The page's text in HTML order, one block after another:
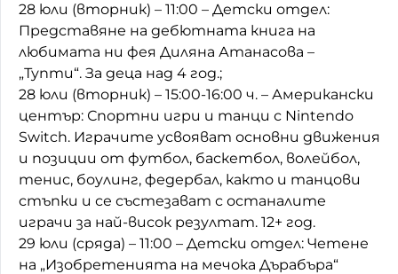
28 юли (вторник) – 11:00 – Детски отдел:
Представяне на дебютната книга на
любимата ни фея Диляна Атанасова –
„Тупти“. За деца над 4 год.;
28 юли (вторник) – 15:00-16:00 ч. – Американски
център: Спортни игри и танци с Nintendo
Switch. Играчите усвояват основни движения
и позиции от футбол, баскетбол, волейбол,
тенис, боулинг, федербал, както и танцови
стъпки и се състезават с останалите
играчи за най-висок резултат. 12+ год.
29 юли (сряда) – 11:00 – Детски отдел: Четене
на „Изобретенията на мечока Дърабъра“